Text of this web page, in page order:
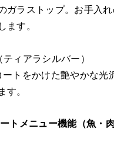
ガラストップ。お手入
ます。
ィアラシルバー）
トをかけた艶やかな光
す。
トメニュー機能（魚・